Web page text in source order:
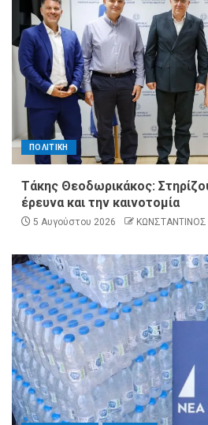
ΠΟΛΙΤΙΚΗ
Τάκης Θεοδωρικάκος:
έρευνα και την καινοτομία
5 Αυγούστου 2026 ΚΩΝΣΤΑΝΤΙΝΟΣ